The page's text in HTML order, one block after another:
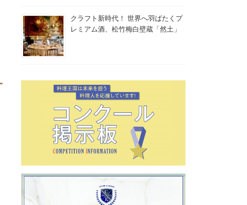
クラフト新時代！ 世界へ羽ばたくプ
レミアム酒、松竹梅白壁蔵「然土」